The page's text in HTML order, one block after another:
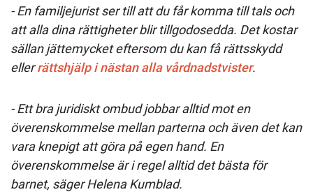
- En familjejurist ser till att du får komma till tals och
att alla dina rättigheter blir tillgodosedda. Det kostar
sällan jättemycket eftersom du kan få rättsskydd
ellerrättshjälp i nästan alla vårdnadstvister.
- Ett bra juridiskt ombud jobbar alltid mot en
överenskommelse mellan parterna och även det kan
vara knepigt att göra på egen hand. En
överenskommelse är i regel alltid det bästa för
barnet, säger Helena Kumblad.